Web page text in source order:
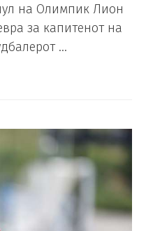
на Олимпик Лион
за капитенот на
…